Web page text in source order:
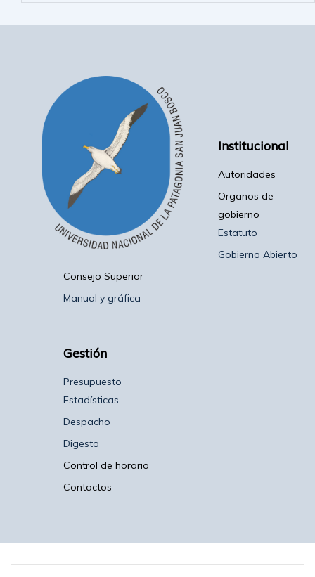
Institucional
Autoridades
Organos de
gobierno
Estatuto
Gobierno Abierto
Consejo Superior
Manual y gráfica
Gestión
Presupuesto
Estadísticas
Despacho
Digesto
Control de horario
Contactos